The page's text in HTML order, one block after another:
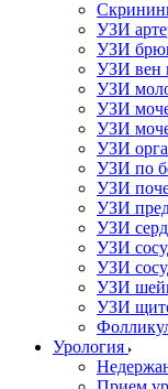
УЗИ
УЗИ
УЗИ вен
УЗИ
УЗИ
УЗИ
УЗИ
УЗИ по
УЗИ
УЗИ
УЗИ
УЗИ
УЗИ
УЗИ
УЗИ
Урология